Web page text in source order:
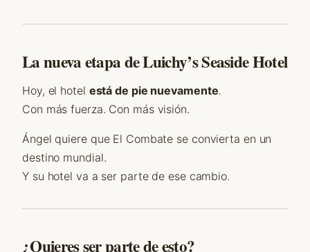
La nueva etapa de Luichy’s Seaside Hotel
Hoy, el hotel está de pie nuevamente.
Con más fuerza. Con más visión.
Ángel quiere que El Combate se convierta en un
destino mundial.
Y su hotel va a ser parte de ese cambio.
¿Quieres ser parte de esto?